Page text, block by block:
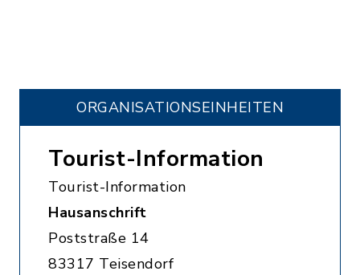
ORGANISATIONS­EINHEITEN
Tourist-Information
Tourist-Information
Hausanschrift
Poststraße 14
83317 Teisendorf